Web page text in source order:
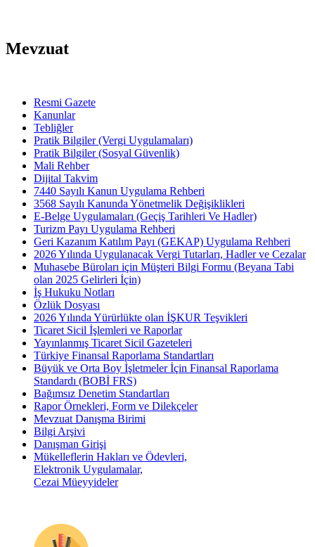
Mevzuat
Resmi Gazete
Kanunlar
Tebliğler
Pratik Bilgiler (Vergi Uygulamaları)
Pratik Bilgiler (Sosyal Güvenlik)
Mali Rehber
Dijital Takvim
7440 Sayılı Kanun Uygulama Rehberi
3568 Sayılı Kanunda Yönetmelik Değişiklikleri
E-Belge Uygulamaları (Geçiş Tarihleri Ve Hadler)
Turizm Payı Uygulama Rehberi
Geri Kazanım Katılım Payı (GEKAP) Uygulama Rehberi
2026 Yılında Uygulanacak Vergi Tutarları, Hadler ve Cezalar
Muhasebe Büroları için Müşteri Bilgi Formu (Beyana Tabi
olan 2025 Gelirleri İçin)
İş Hukuku Notları
Özlük Dosyası
2026 Yılında Yürürlükte olan İŞKUR Teşvikleri
Ticaret Sicil İşlemleri ve Raporlar
Yayınlanmış Ticaret Sicil Gazeteleri
Türkiye Finansal Raporlama Standartları
Büyük ve Orta Boy İşletmeler İçin Finansal Raporlama
Standardı (BOBİ FRS)
Bağımsız Denetim Standartları
Rapor Örnekleri, Form ve Dilekçeler
Mevzuat Danışma Birimi
Bilgi Arşivi
Danışman Girişi
Mükelleflerin Hakları ve Ödevleri,
Elektronik Uygulamalar,
Cezai Müeyyideler